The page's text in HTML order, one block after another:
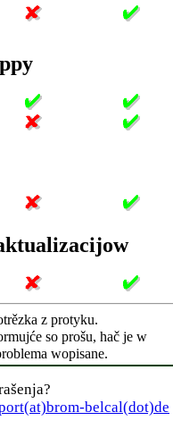
z protyku.
so prošu, hač je w
wopisane.
belcal(dot)de